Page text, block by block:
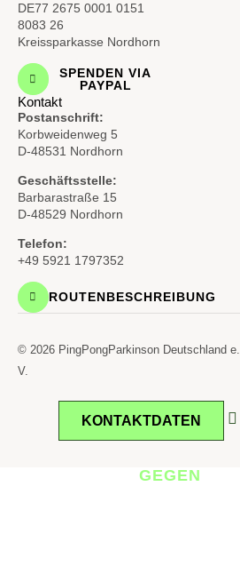
DE77 2675 0001 0151
8083 26
Kreissparkasse Nordhorn
SPENDEN VIA
PAYPAL
Kontakt
Postanschrift:
Korbweidenweg 5
D-48531 Nordhorn
Geschäftsstelle:
Barbarastraße 15
D-48529 Nordhorn
Telefon:
+49 5921 1797352
ROUTENBESCHREIBUNG
© 2026 PingPongParkinson Deutschland e.
V.
KONTAKTDATEN
GEGEN